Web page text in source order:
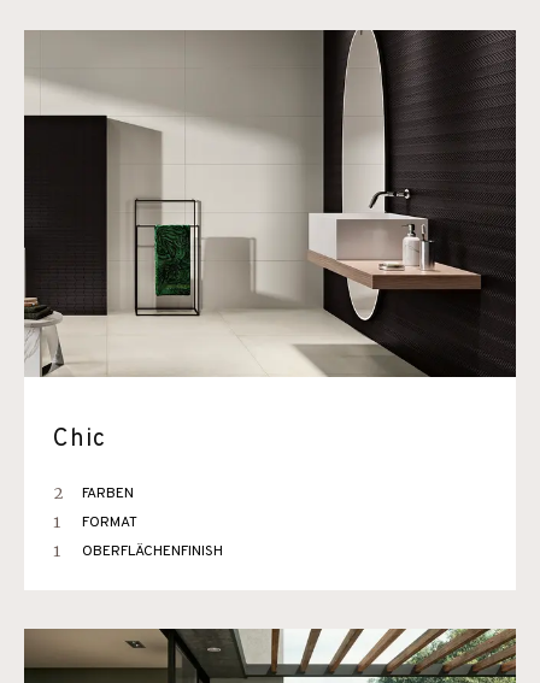
Chic
2 FARBEN
1 FORMAT
1 OBERFLÄCHENFINISH